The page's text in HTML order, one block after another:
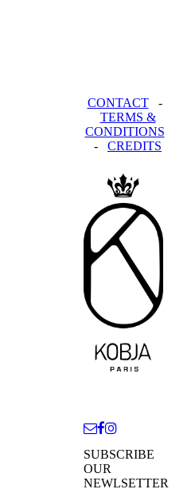
CONTACT-
TERMS &
CONDITIONS
- CREDITS
SUBSCRIBE
OUR
NEWLSETTER